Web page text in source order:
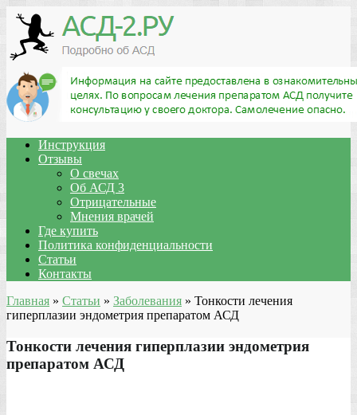
Инструкция
Отзывы
О свечах
Об АСД 3
Отрицательные
Мнения врачей
Где купить
Политика конфиденциальности
Статьи
Контакты
Главная » Статьи » Заболевания » Тонкости лечения
гиперплазии эндометрия препаратом АСД
Тонкости лечения гиперплазии эндометрия
препаратом АСД